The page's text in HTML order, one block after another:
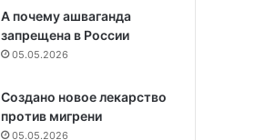
А почему ашваганда
запрещена в России
05.05.2026
Создано новое лекарство
против мигрени
05.05.2026